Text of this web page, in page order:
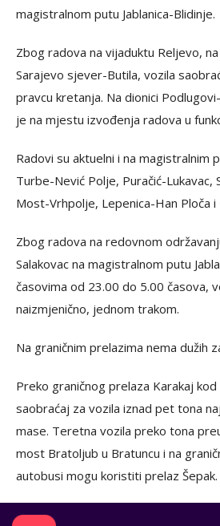
magistralnom putu Jablanica-Blidinje.
Zbog radova na vijaduktu Reljevo,
Sarajevo sjever-Butila, vozila
pravcu kretanja. Na dionici
je na mjestu izvođenja radova u
Radovi su aktuelni i na magistralnim
Turbe-Nević Polje, Puračić-Lukavac,
Most-Vrhpolje, Lepenica-Han Ploča i
Zbog radova na redovnom
Salakovac na magistralnom putu
časovima od 23.00 do 5.00 časova,
naizmjenično, jednom trakom.
Na graničnim prelazima nema dužih
Preko graničnog prelaza Karakaj
saobraćaj za vozila iznad pet tona
mase. Teretna vozila preko tona
most Bratoljub u Bratuncu i na
autobusi mogu koristiti prelaz Šepak.